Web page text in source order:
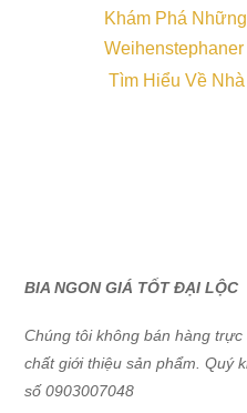
Khám Phá
Weihenstephaner
Tìm Hiểu Về
BIA NGON GIÁ TỐT ĐẠI LỘC
Chúng tôi không bán hàng
chất giới thiệu sản phẩm. Quý
số 0903007048